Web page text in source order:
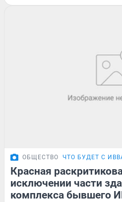
ОБЩЕСТВО ЧТО БУДЕТ С
Красная
исключении части
комплекса бывшего